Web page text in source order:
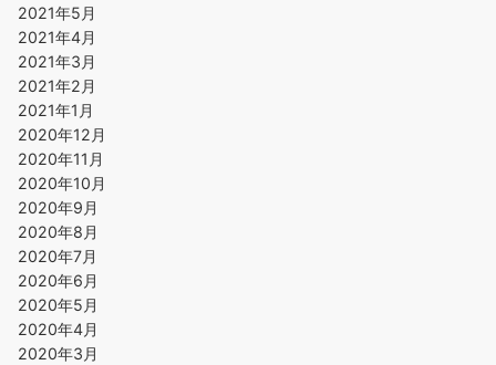
2021年5月
2021年4月
2021年3月
2021年2月
2021年1月
2020年12月
2020年11月
2020年10月
2020年9月
2020年8月
2020年7月
2020年6月
2020年5月
2020年4月
2020年3月